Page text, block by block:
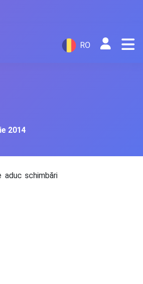
RO
2014
aduc schimbări